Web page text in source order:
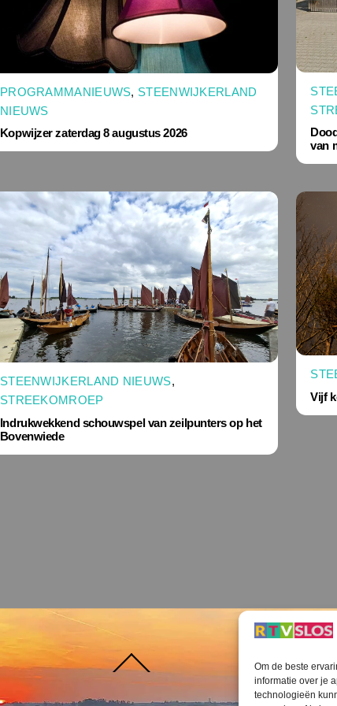
Om de beste
informatie over je
technologieën
PROGRAMMANIEUWS, STEENWIJKERLAND
NIEUWS
Kopwijzer zaterdag 8 augustus 2026
van
STEENWIJKERLAND NIEUWS,
STREEKOMROEP
Indrukwekkend schouwspel van zeilpunters op het
Bovenwiede
Vijf
naar